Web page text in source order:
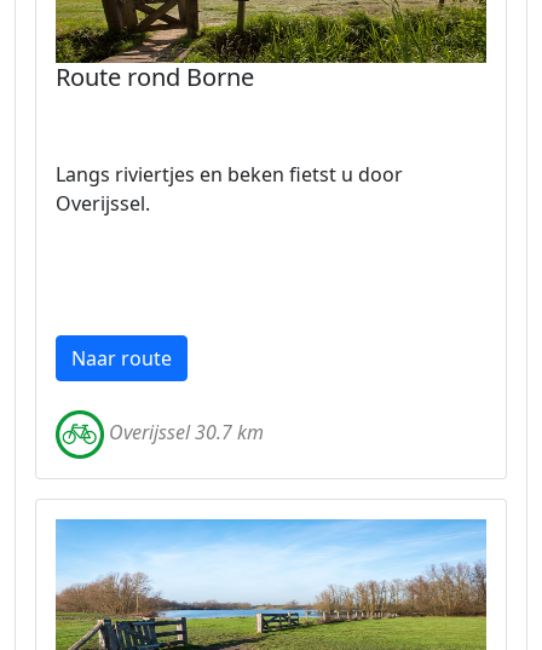
Route rond Borne
Langs riviertjes en beken fietst u door
Overijssel.
Naar route
Overijssel 30.7 km